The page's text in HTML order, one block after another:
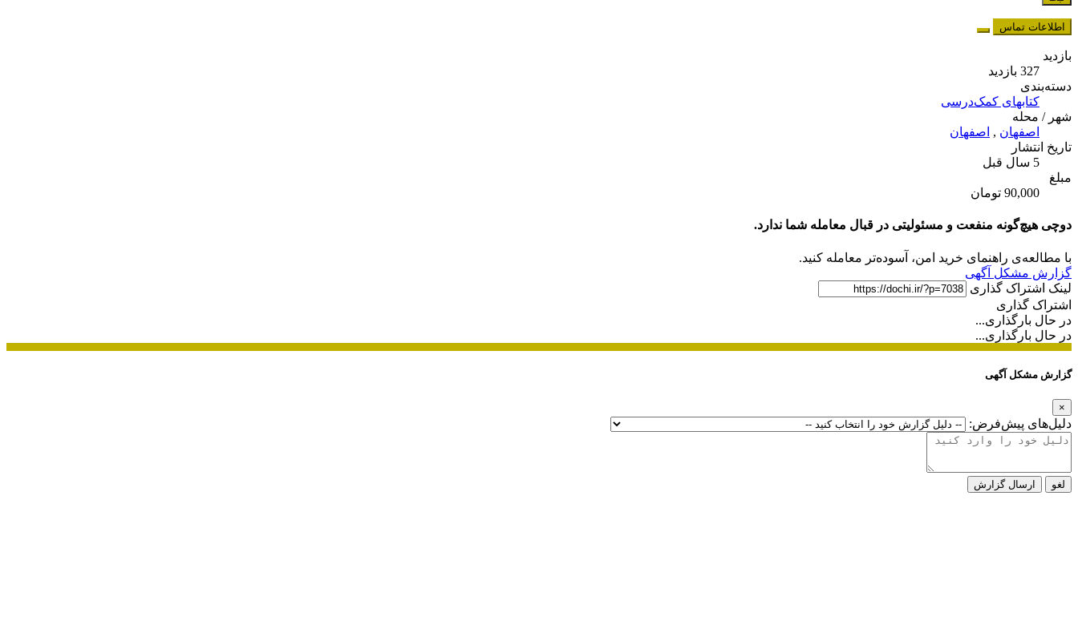
اطلاعات تماس
بازدید
327 بازدید
دسته‌بندی
کتابهای کمک‌درسی
شهر / محله
اصفهان , اصفهان
تاریخ انتشار
5 سال قبل
مبلغ
90,000 تومان
دوچی هیچ‌گونه منفعت و مسئولیتی در قبال معامله شما ندارد.
با مطالعه‌ی راهنمای خرید امن، آسوده‌تر معامله کنید.
گزارش مشکل آگهی
لینک اشتراک گذاری
اشتراک گذاری
در حال بارگذاری...
در حال بارگذاری...
گزارش مشکل آگهی
×
دلیل‌های پیش‌فرض:
لغو ارسال گزارش